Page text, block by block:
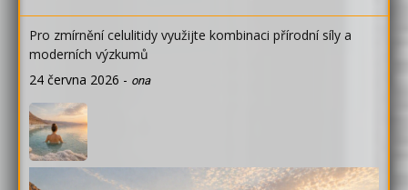
Pro zmírnění celulitidy využijte kombinaci přírodní síly a
moderních výzkumů
24 června 2026 - ona